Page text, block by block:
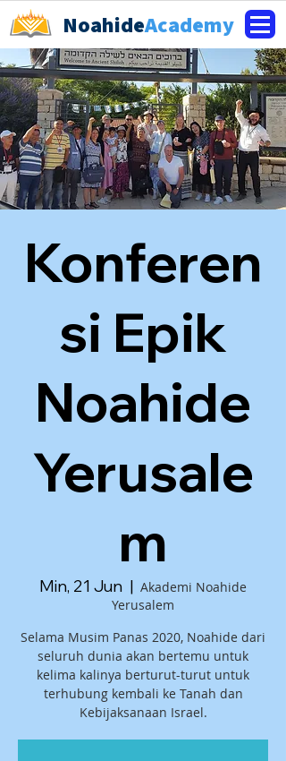
NoahideAcademy
Konferen
si Epik
Noahide
Yerusale
m
Min, 21 Jun
  |
Akademi Noahide
Yerusalem
Selama Musim Panas 2020, Noahide dari
seluruh dunia akan bertemu untuk
kelima kalinya berturut-turut untuk
terhubung kembali ke Tanah dan
Kebijaksanaan Israel.